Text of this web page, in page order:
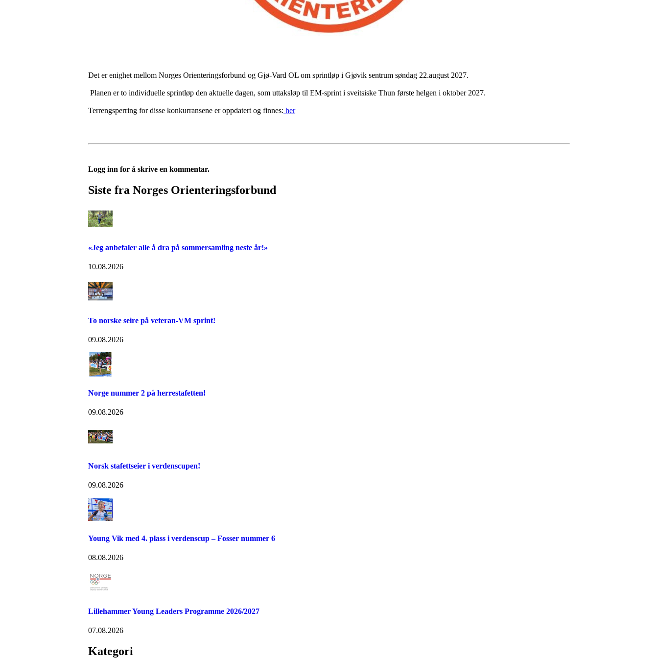
Det er enighet mellom Norges Orienteringsforbund og Gjø-Vard OL om sprintløp i Gjøvik sentrum søndag 22.august 2027.
Planen er to individuelle sprintløp den aktuelle dagen, som uttaksløp til EM-sprint i sveitsiske Thun første helgen i oktober 2027.
Terrengsperring for disse konkurransene er oppdatert og finnes: her
Logg inn for å skrive en kommentar.
Siste fra Norges Orienteringsforbund
«Jeg anbefaler alle å dra på sommersamling neste år!»
10.08.2026
To norske seire på veteran-VM sprint!
09.08.2026
Norge nummer 2 på herrestafetten!
09.08.2026
Norsk stafettseier i verdenscupen!
09.08.2026
Young Vik med 4. plass i verdenscup – Fosser nummer 6
08.08.2026
Lillehammer Young Leaders Programme 2026/2027
07.08.2026
Kategori